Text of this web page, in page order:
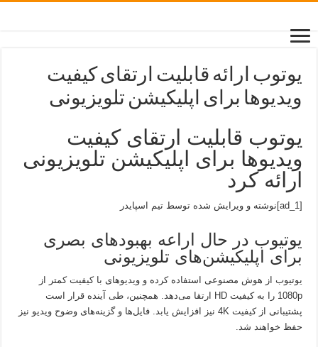
یوتوب ارائه قابلیت ارتقای کیفیت
ویدیوها برای اپلیکیشن تلویزیونی
یوتوب قابلیت ارتقای کیفیت
ویدیوها برای اپلیکیشن تلویزیونی
ارائه کرد
[ad_1]نوشته و ویرایش شده توسط تیم اسپایدر
یوتیوب در حال اراعه بهبود‌های بصری
برای اپلیکیشن‌های تلویزیونی
یوتیوب از هوش مصنوعی استفاده کرده و ویدیوهای با کیفیت کمتر از
1080p را به کیفیت HD ارتقا می‌دهد. همچنین، طی آینده قرار است
پشتیبانی از کیفیت 4K نیز افزایش یابد. فایل‌ها و گزینه‌های وضوح ویدیو نیز
حفظ خواهند شد.